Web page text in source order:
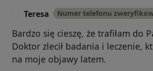
Teresa Numer telefonu
Bardzo się cieszę, że trafiłam do
Doktor zlecił badania i leczenie,
na moje objawy latem.